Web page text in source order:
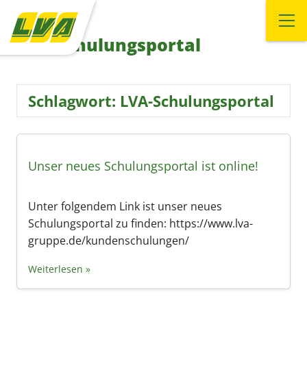
LVA-Schulungsportal
Schlagwort: LVA-Schulungsportal
Unser neues Schulungsportal ist online!
Unter folgendem Link ist unser neues
Schulungsportal zu finden: https://www.lva-
gruppe.de/kundenschulungen/
Weiterlesen »